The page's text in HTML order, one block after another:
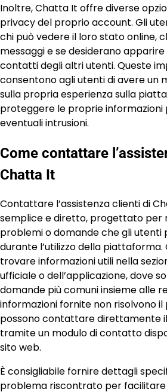
Inoltre, Chatta It offre diverse
privacy del proprio account. Gli
chi può vedere il loro stato online,
messaggi e se desiderano
contatti degli altri utenti. Queste
consentono agli utenti di avere un
sulla propria esperienza sulla
proteggere le proprie informazioni
eventuali intrusioni.
Come contattare
Chatta It
Contattare l’assistenza clienti di
semplice e diretto, progettato per
problemi o domande che gli
durante l’utilizzo della piattaforma.
trovare informazioni utili nella
ufficiale o dell’applicazione, dove
domande più comuni insieme alle
informazioni fornite non risolvono
possono contattare direttamente
tramite un modulo di contatto
sito web.
È consigliabile fornire dettagli
problema riscontrato per